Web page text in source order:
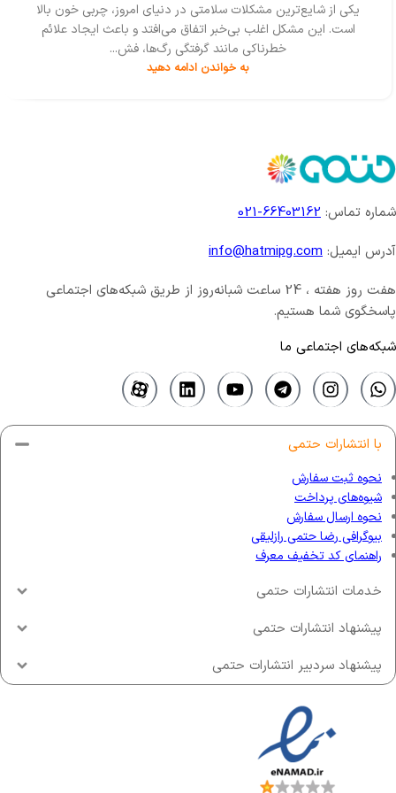
یکی از شایع‌ترین مشکلات سلامتی در دنیای امروز، چربی خون بالا
است. این مشکل اغلب بی‌خبر اتفاق می‌افتد و باعث ایجاد علائم
خطرناکی مانند گرفتگی رگ‌ها، فش...
به خواندن ادامه دهید
شماره تماس: 66403162-021
آدرس ایمیل: info@hatmipg.com
هفت روز هفته ، 24 ساعت شبانه‌روز از طریق شبکه‌های اجتماعی
پاسخگوی شما هستیم.
شبکه‌های اجتماعی ما
با انتشارات حتمی
نحوه ثبت سفارش
شیوه‌های پرداخت
نحوه ارسال سفارش
بیوگرافی رضا حتمی رازلیقی
راهنمای کد تخفیف معرف
خدمات انتشارات حتمی
پیشنهاد انتشارات حتمی
پیشنهاد سردبیر انتشارات حتمی